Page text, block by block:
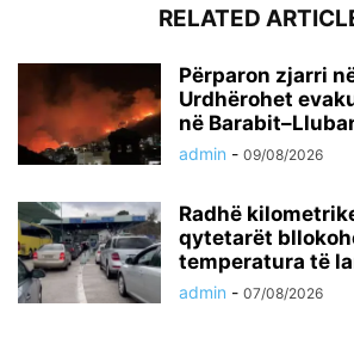
RELATED
Përparon zjarri
Urdhërohet
në
admin - 09/08/2026
Radhë
qytetarët
temperatura të
admin - 07/08/2026